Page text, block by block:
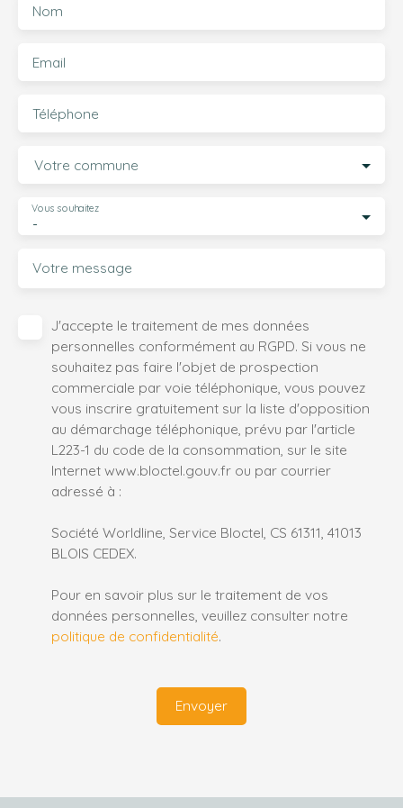
Nom
Email
Téléphone
Votre commune
-
Vous souhaitez
Votre message
J'accepte le traitement de mes données
personnelles conformément au RGPD. Si vous ne
souhaitez pas faire l'objet de prospection
commerciale par voie téléphonique, vous pouvez
vous inscrire gratuitement sur la liste d'opposition
au démarchage téléphonique, prévu par l'article
L223-1 du code de la consommation, sur le site
Internet www.bloctel.gouv.fr ou par courrier
adressé à :
Société Worldline, Service Bloctel, CS 61311, 41013
BLOIS CEDEX.
Pour en savoir plus sur le traitement de vos
données personnelles, veuillez consulter notre
politique de confidentialité.
Envoyer